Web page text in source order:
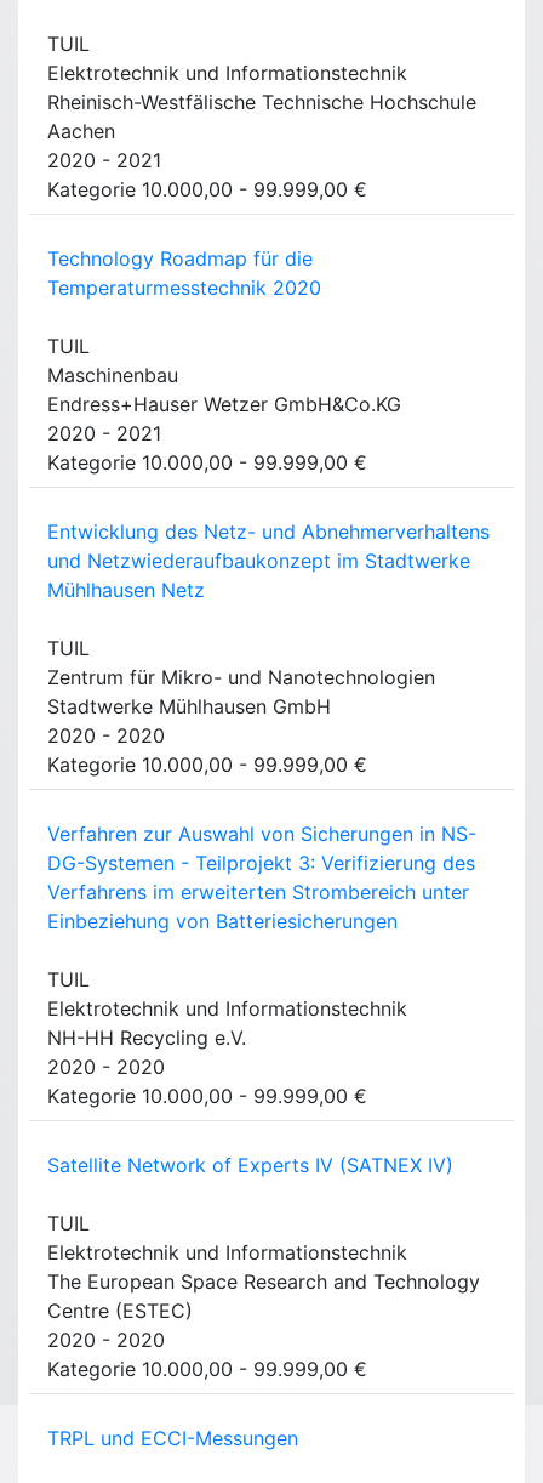
TUIL
Elektrotechnik und Informationstechnik
Rheinisch-Westfälische Technische Hochschule
Aachen
2020 - 2021
Kategorie 10.000,00 - 99.999,00 €
Technology Roadmap für die
Temperaturmesstechnik 2020
TUIL
Maschinenbau
Endress+Hauser Wetzer GmbH&Co.KG
2020 - 2021
Kategorie 10.000,00 - 99.999,00 €
Entwicklung des Netz- und Abnehmerverhaltens
und Netzwiederaufbaukonzept im Stadtwerke
Mühlhausen Netz
TUIL
Zentrum für Mikro- und Nanotechnologien
Stadtwerke Mühlhausen GmbH
2020 - 2020
Kategorie 10.000,00 - 99.999,00 €
Verfahren zur Auswahl von Sicherungen in NS-
DG-Systemen - Teilprojekt 3: Verifizierung des
Verfahrens im erweiterten Strombereich unter
Einbeziehung von Batteriesicherungen
TUIL
Elektrotechnik und Informationstechnik
NH-HH Recycling e.V.
2020 - 2020
Kategorie 10.000,00 - 99.999,00 €
Satellite Network of Experts IV (SATNEX IV)
TUIL
Elektrotechnik und Informationstechnik
The European Space Research and Technology
Centre (ESTEC)
2020 - 2020
Kategorie 10.000,00 - 99.999,00 €
TRPL und ECCI-Messungen